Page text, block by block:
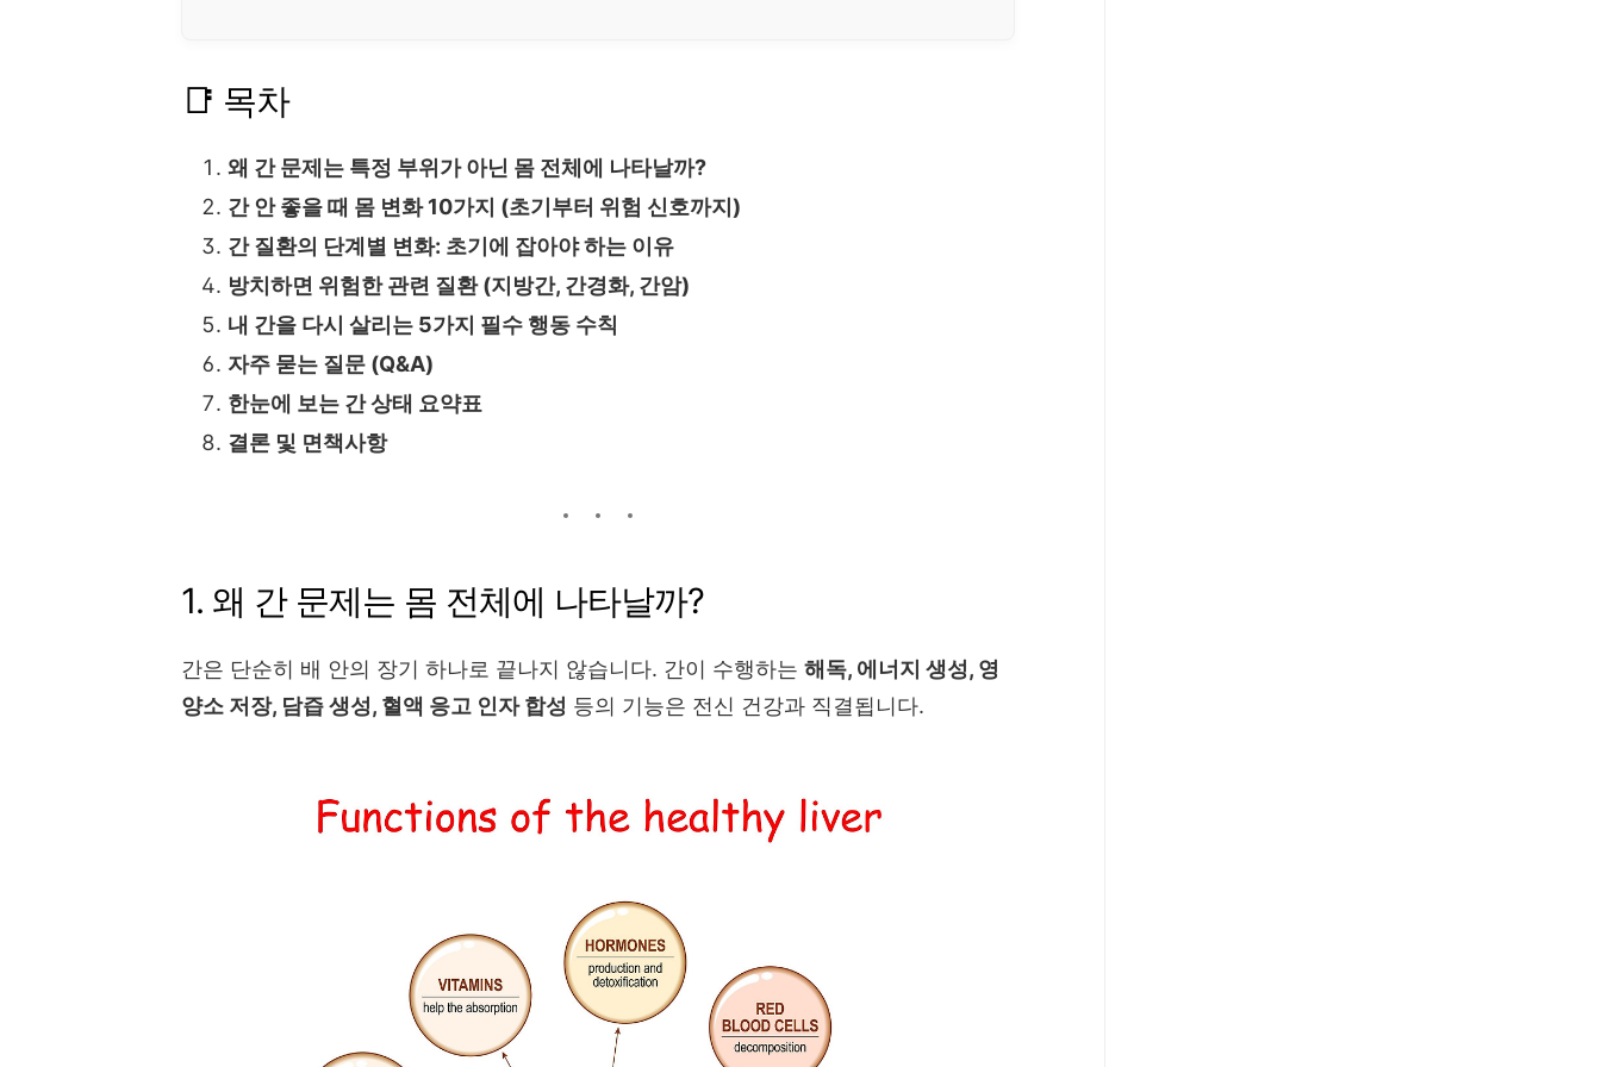
📑 목차
왜 간 문제는 특정 부위가 아닌 몸 전체에 나타날까?
간 안 좋을 때 몸 변화 10가지 (초기부터 위험 신호까지)
간 질환의 단계별 변화: 초기에 잡아야 하는 이유
방치하면 위험한 관련 질환 (지방간, 간경화, 간암)
내 간을 다시 살리는 5가지 필수 행동 수칙
자주 묻는 질문 (Q&A)
한눈에 보는 간 상태 요약표
결론 및 면책사항
1. 왜 간 문제는 몸 전체에 나타날까?
간은 단순히 배 안의 장기 하나로 끝나지 않습니다. 간이 수행하는 해독, 에너지 생성, 영
양소 저장, 담즙 생성, 혈액 응고 인자 합성 등의 기능은 전신 건강과 직결됩니다.